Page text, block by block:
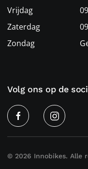
Vrijdag
Zaterdag
Zondag
Volg ons op de
© 2026 Innobikes. Alle